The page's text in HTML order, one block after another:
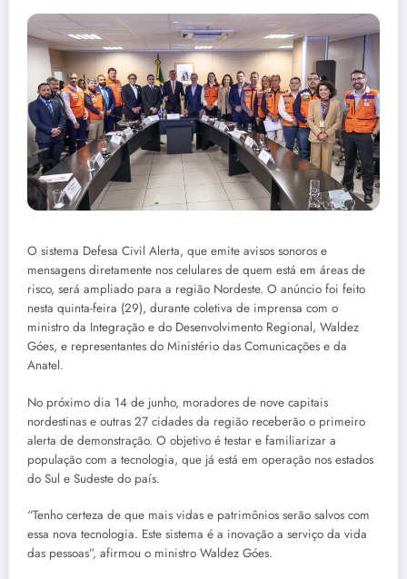
O sistema Defesa Civil Alerta, que emite avisos sonoros e
mensagens diretamente nos celulares de quem está em áreas de
risco, será ampliado para a região Nordeste. O anúncio foi feito
nesta quinta-feira (29), durante coletiva de imprensa com o
ministro da Integração e do Desenvolvimento Regional, Waldez
Góes, e representantes do Ministério das Comunicações e da
Anatel.
No próximo dia 14 de junho, moradores de nove capitais
nordestinas e outras 27 cidades da região receberão o primeiro
alerta de demonstração. O objetivo é testar e familiarizar a
população com a tecnologia, que já está em operação nos estados
do Sul e Sudeste do país.
“Tenho certeza de que mais vidas e patrimônios serão salvos com
essa nova tecnologia. Este sistema é a inovação a serviço da vida
das pessoas”, afirmou o ministro Waldez Góes.